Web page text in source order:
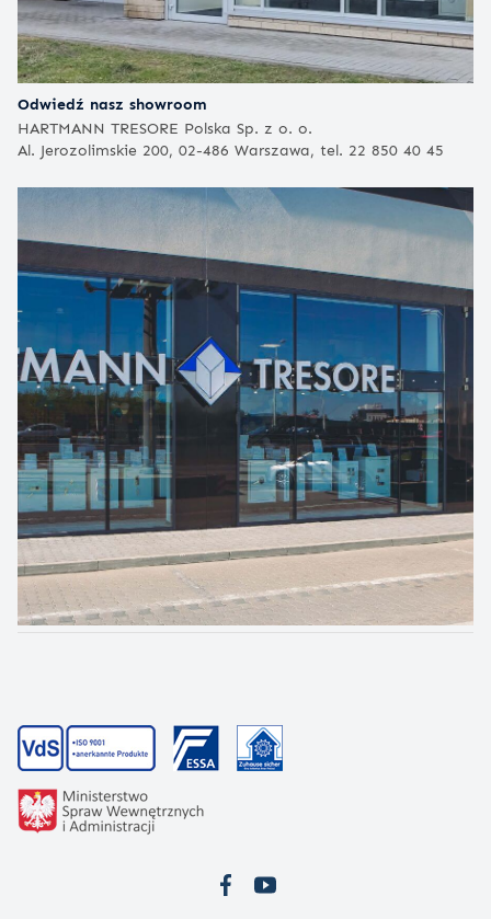
Odwiedź nasz showroom
HARTMANN TRESORE Polska Sp. z o. o.
Al. Jerozolimskie 200, 02-486 Warszawa, tel. 22 850 40 45